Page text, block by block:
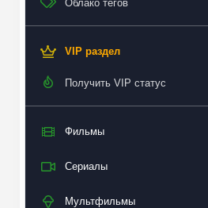
Облако тегов
VIP раздел
Получить VIP статус
Фильмы
Сериалы
Мультфильмы